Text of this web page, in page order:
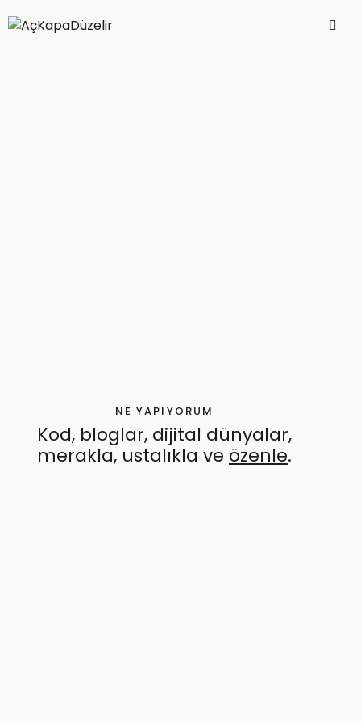
NE YAPIYORUM
Kod, bloglar, dijital dünyalar,
merakla, ustalıkla ve özenle.